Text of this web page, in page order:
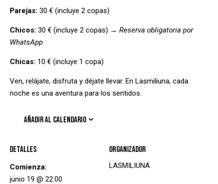
Parejas: 30 € (incluye 2 copas)
Chicos: 30 € (incluye 2 copas) → Reserva obligatoria por
WhatsApp
Chicas: 10 € (incluye 1 copa)
Ven, relájate, disfruta y déjate llevar. En Lasmiliuna, cada
noche es una aventura para los sentidos.
AÑADIR AL CALENDARIO
Detalles
Comienza:
junio 19 @ 22:00
Organizador
LASMILIUNA